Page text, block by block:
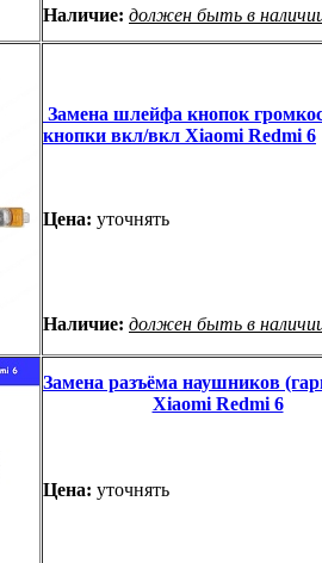
Наличие: должен быть в
Замена шлейфа кнопок
кнопки вкл/вкл Xiaomi Redmi 6
Цена: уточнять
Наличие: должен быть в
Замена разъёма наушников
Xiaomi Redmi 6
Цена: уточнять